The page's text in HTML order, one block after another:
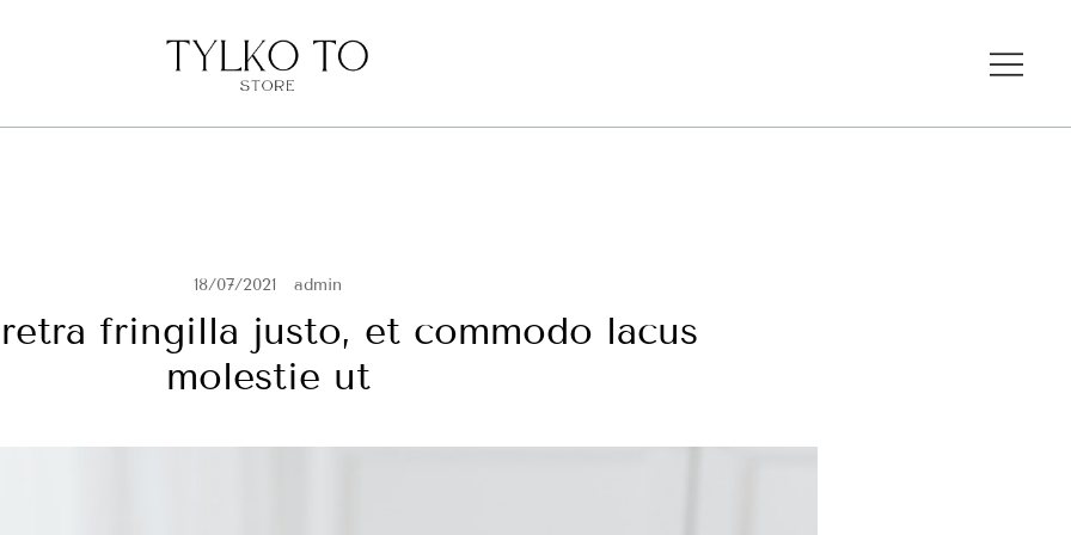
TYLKO TO STORE
18/07/2021 admin
fringilla justo, et commodo lacus
molestie ut